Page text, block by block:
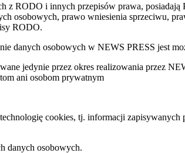
z RODO i innych przepisów prawa,
osobowych, prawo wniesienia sprzeciwu,
RODO.
danych osobowych w NEWS PRESS jest
jedynie przez okres realizowania przez
ani osobom prywatnym
cookies, tj. informacji zapisywanych
danych osobowych.